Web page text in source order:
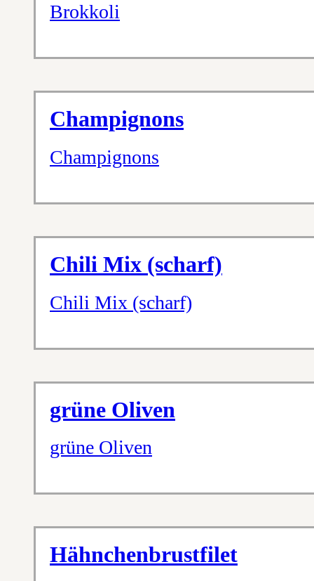
Brokkoli
Champignons
Champignons
Chili Mix (scharf)
Chili Mix (scharf)
grüne Oliven
grüne Oliven
Hähnchenbrustfilet